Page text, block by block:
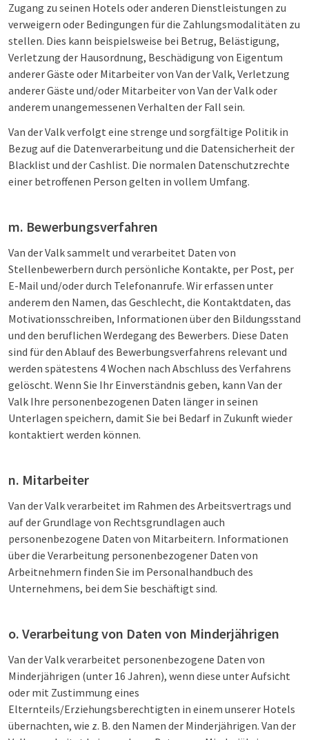
Zugang zu seinen Hotels oder anderen Dienstleistungen zu
verweigern oder Bedingungen für die Zahlungsmodalitäten zu
stellen. Dies kann beispielsweise bei Betrug, Belästigung,
Verletzung der Hausordnung, Beschädigung von Eigentum
anderer Gäste oder Mitarbeiter von Van der Valk, Verletzung
anderer Gäste und/oder Mitarbeiter von Van der Valk oder
anderem unangemessenen Verhalten der Fall sein.
Van der Valk verfolgt eine strenge und sorgfältige Politik in
Bezug auf die Datenverarbeitung und die Datensicherheit der
Blacklist und der Cashlist. Die normalen Datenschutzrechte
einer betroffenen Person gelten in vollem Umfang.
m. Bewerbungsverfahren
Van der Valk sammelt und verarbeitet Daten von
Stellenbewerbern durch persönliche Kontakte, per Post, per
E-Mail und/oder durch Telefonanrufe. Wir erfassen unter
anderem den Namen, das Geschlecht, die Kontaktdaten, das
Motivationsschreiben, Informationen über den Bildungsstand
und den beruflichen Werdegang des Bewerbers. Diese Daten
sind für den Ablauf des Bewerbungsverfahrens relevant und
werden spätestens 4 Wochen nach Abschluss des Verfahrens
gelöscht. Wenn Sie Ihr Einverständnis geben, kann Van der
Valk Ihre personenbezogenen Daten länger in seinen
Unterlagen speichern, damit Sie bei Bedarf in Zukunft wieder
kontaktiert werden können.
n. Mitarbeiter
Van der Valk verarbeitet im Rahmen des Arbeitsvertrags und
auf der Grundlage von Rechtsgrundlagen auch
personenbezogene Daten von Mitarbeitern. Informationen
über die Verarbeitung personenbezogener Daten von
Arbeitnehmern finden Sie im Personalhandbuch des
Unternehmens, bei dem Sie beschäftigt sind.
o. Verarbeitung von Daten von Minderjährigen
Van der Valk verarbeitet personenbezogene Daten von
Minderjährigen (unter 16 Jahren), wenn diese unter Aufsicht
oder mit Zustimmung eines
Elternteils/Erziehungsberechtigten in einem unserer Hotels
übernachten, wie z. B. den Namen der Minderjährigen. Van der